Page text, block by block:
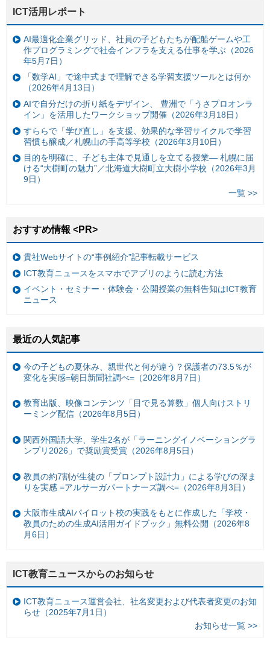
ICT活用レポート
AI最適化企業グリッド、社員の子どもたちが配船ゲームや工
作プログラミングで社会インフラを支える仕事を学ぶ（2026
年5月7日）
「数学AI」で途中式まで理解できる学習支援ツールとは何か
（2026年4月13日）
AIで自分だけの折り紙をデザイン、 豊洲で「うさプロオンラ
イン」を活用したワークショップ開催（2026年3月18日）
すららで「学び直し」を支援、効果的な学習サイクルで学習
習慣も醸成／札幌山の手高等学校（2026年3月10日）
目的を明確に、子ども主体で見通しを立てる授業— 札幌に届
ける“大樹町の魅力”／北海道大樹町立大樹小学校（2026年3月
9日）
一覧 >>
おすすめ情報 <PR>
貴社Webサイトの“事例紹介”記事転載サービス
ICT教育ニュースをスマホでアプリのように読む方法
イベント・セミナー・体験会・公開授業の無料告知はICT教育
ニュース
最近の人気記事
今の子どもの夏休み、親世代と何が違う？保護者の73.5％が
変化を実感=朝日新聞社調べ=（2026年8月7日）
教育出版、映像コンテンツ「目で見る算数」個人向けストリ
ーミング配信（2026年8月5日）
関西外国語大学、学生2名が「ラーニングイノベーショングラ
ンプリ2026」で奨励賞受賞（2026年8月5日）
教員の約7割が生徒の「プロンプト設計力」による学びの深ま
りを実感 =アルサーガパートナーズ調べ=（2026年8月3日）
大阪市生成AIパイロット校の実践をもとに作成した「学校・
教員のための生成AI活用ガイドブック」無料公開（2026年8
月6日）
ICT教育ニュースからのお知らせ
ICT教育ニュース運営会社、社名変更および代表者変更のお知
らせ（2025年7月1日）
お知らせ一覧 >>